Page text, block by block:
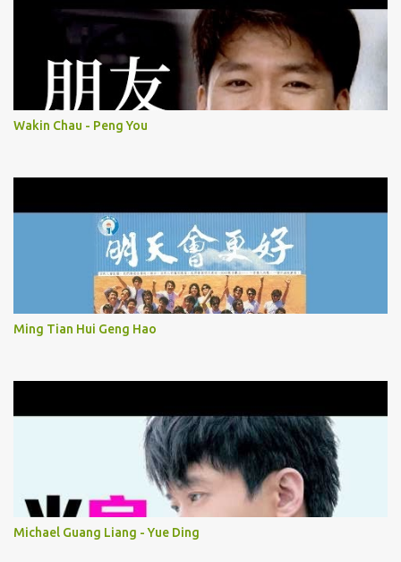
Wakin Chau - Peng You
Ming Tian Hui Geng Hao
Michael Guang Liang - Yue Ding